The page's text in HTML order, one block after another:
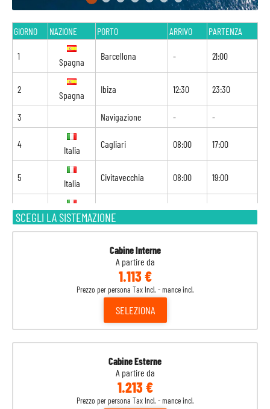
SCEGLI LA SISTEMAZIONE
Cabine Interne
A partire da
1.113 €
Prezzo per persona Tax Incl. - mance incl.
SELEZIONA
Cabine Esterne
A partire da
1.213 €
Prezzo per persona Tax Incl. - mance incl.
GIORNO NAZIONE PORTO ARRIVO PARTENZA
1
Spagna
Barcellona - 21:00
2
Spagna
Ibiza 12:30 23:30
3 Navigazione - -
4
Italia
Cagliari 08:00 17:00
5
Italia
Civitavecchia 08:00 19:00
6
Italia
Livorno 08:00 18:00
Cannes
Barcellona